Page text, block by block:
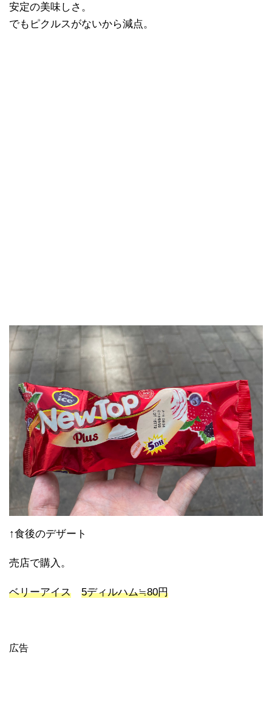
安定の美味しさ。
でもピクルスがないから減点。
↑食後のデザート
売店で購入。
ベリーアイス 5ディルハム≒80円
広告